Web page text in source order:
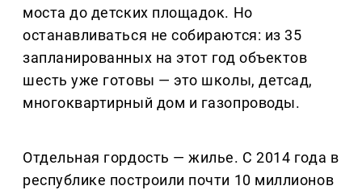
моста до детских площадок. Но
останавливаться не собираются: из 35
запланированных на этот год объектов
шесть уже готовы — это школы, детсад,
многоквартирный дом и газопроводы.
Отдельная гордость — жилье. С 2014 года в
республике построили почти 10 миллионов